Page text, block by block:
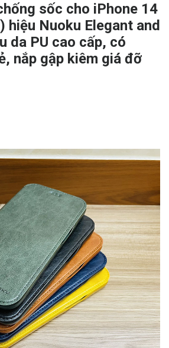
sốc cho iPhone 14
hiệu Nuoku Elegant and
da PU cao cấp, có
nắp gập kiêm giá đỡ